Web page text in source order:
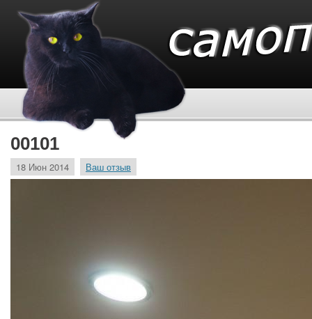
00101
18 Июн 2014 Ваш отзыв